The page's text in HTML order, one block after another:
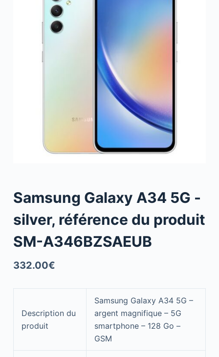
Samsung Galaxy A34 5G -
silver, référence du produit
SM-A346BZSAEUB
332.00€
Description du
produit
Samsung Galaxy A34 5G –
argent magnifique – 5G
smartphone – 128 Go –
GSM